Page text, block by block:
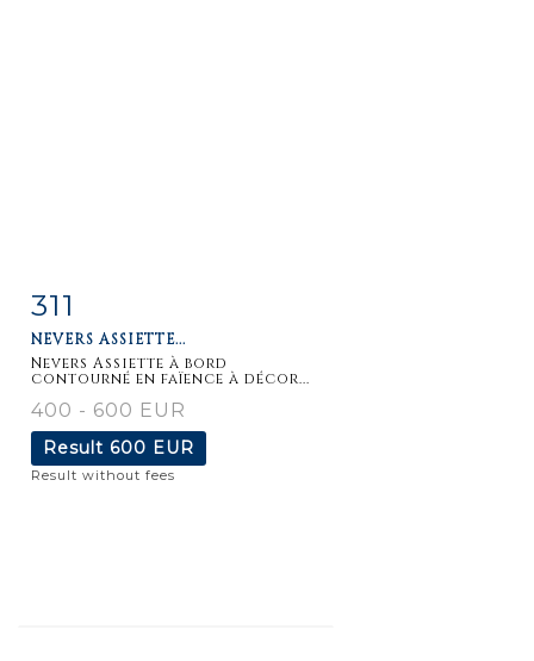
Item detail
311
NEVERS ASSIETTE...
Nevers Assiette à bord
contourné en faïence à décor...
400 - 600 EUR
Result 600 EUR
Result without fees